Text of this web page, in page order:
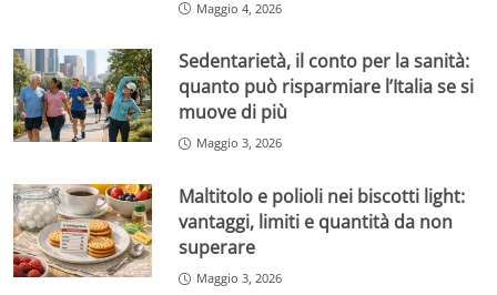
Maggio 4, 2026
Sedentarietà, il conto per la sanità:
quanto può risparmiare l’Italia se si
muove di più
Maggio 3, 2026
Maltitolo e polioli nei biscotti light:
vantaggi, limiti e quantità da non
superare
Maggio 3, 2026